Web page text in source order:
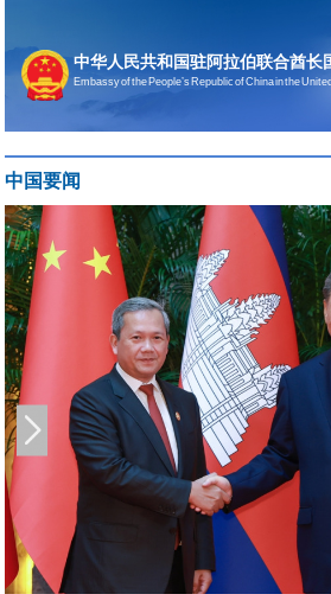
中华人民共和国驻阿拉伯联合酋长
Embassy of the People’s Republic of China in the
中国要闻